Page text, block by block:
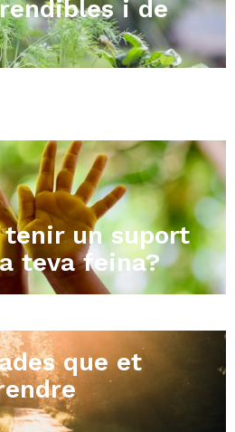
i de
tenir un suport
teva feina?
que et